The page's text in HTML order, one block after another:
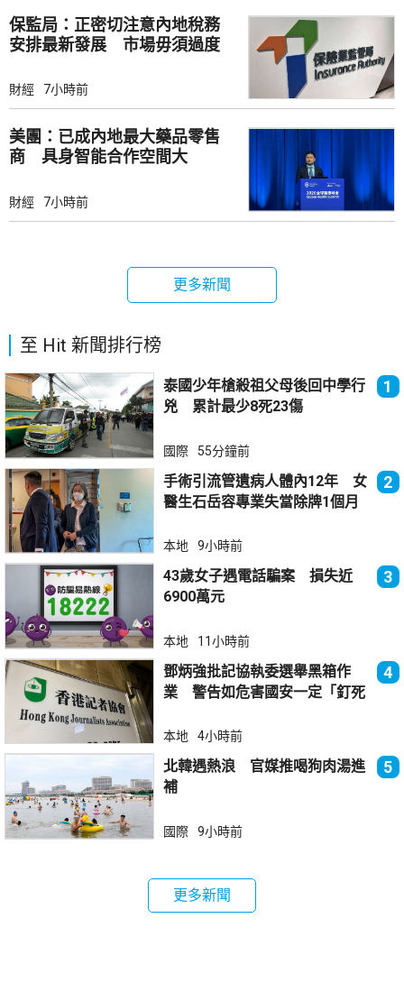
保監局：正密切注意內地稅務
安排最新發展 市場毋須過度
財經 7小時前
美團：已成內地最大藥品零售
商 具身智能合作空間大
財經 7小時前
更多新聞
至 Hit 新聞排行榜
泰國少年槍殺祖父母後回中學行
兇 累計最少8死23傷
1
國際 55分鐘前
手術引流管遺病人體內12年 女
醫生石岳容專業失當除牌1個月
2
本地 9小時前
43歲女子遇電話騙案 損失近
6900萬元
3
本地 11小時前
鄧炳強批記協執委選舉黑箱作
業 警告如危害國安一定「釘死
4
本地 4小時前
北韓遇熱浪 官媒推喝狗肉湯進
補
5
國際 9小時前
更多新聞